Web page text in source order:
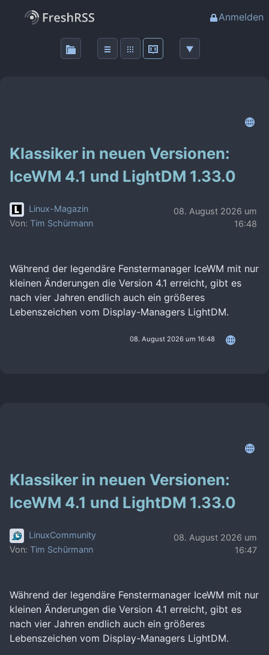
Anmelden
Klassiker in neuen Versionen:
IceWM 4.1 und LightDM 1.33.0
Linux-Magazin
Von: Tim Schürmann
08. August 2026 um
16:48
Während der legendäre Fenstermanager IceWM mit nur
kleinen Änderungen die Version 4.1 erreicht, gibt es
nach vier Jahren endlich auch ein größeres
Lebenszeichen vom Display-Managers LightDM.
08. August 2026 um 16:48
Klassiker in neuen Versionen:
IceWM 4.1 und LightDM 1.33.0
LinuxCommunity
Von: Tim Schürmann
08. August 2026 um
16:47
Während der legendäre Fenstermanager IceWM mit nur
kleinen Änderungen die Version 4.1 erreicht, gibt es
nach vier Jahren endlich auch ein größeres
Lebenszeichen vom Display-Managers LightDM.